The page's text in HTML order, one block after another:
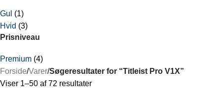
Gul (1)
Hvid (3)
Prisniveau
Premium (4)
Forside/Varer/Søgeresultater for “Titleist Pro V1X”
Viser 1–50 af 72 resultater